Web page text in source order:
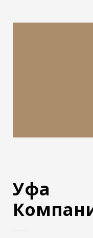
Уфа